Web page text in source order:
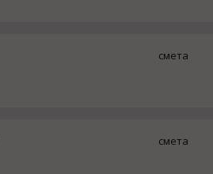
смета
смета